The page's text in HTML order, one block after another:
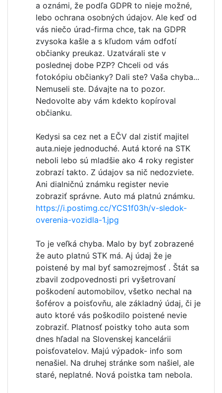
a oznámi, že podľa GDPR to nieje možné,
lebo ochrana osobných údajov. Ale keď od
vás niečo úrad-firma chce, tak na GDPR
zvysoka kašle a s kľudom vám odfotí
občianky preukaz. Uzatvárali ste v
poslednej dobe PZP? Chceli od vás
fotokópiu občianky? Dali ste? Vaša chyba...
Nemuseli ste. Dávajte na to pozor.
Nedovolte aby vám kdekto kopíroval
občianku.
Kedysi sa cez net a EČV dal zistiť majitel
auta.nieje jednoduché. Autá ktoré na STK
neboli lebo sú mladšie ako 4 roky register
zobrazí takto. Z údajov sa nič nedozviete.
Ani dialničnú známku register nevie
zobraziť správne. Auto má platnú známku.
https://i.postimg.cc/YCS1f03h/v-sledok-
overenia-vozidla-1.jpg
To je veľká chyba. Malo by byť zobrazené
že auto platnú STK má. Aj údaj že je
poistené by mal byť samozrejmosť . Štát sa
zbavil zodpovednosti pri vyšetrovaní
poškodení automobilov, všetko nechal na
šoférov a poisťovňu, ale základný údaj, či je
auto ktoré vás poškodilo poistené nevie
zobraziť. Platnosť poistky toho auta som
dnes hľadal na Slovenskej kancelárii
poisťovatelov. Majú výpadok- info som
nenašiel. Na druhej stránke som našiel, ale
staré, neplatné. Nová poistka tam nebola.